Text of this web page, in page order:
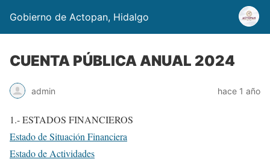
Gobierno de Actopan, Hidalgo
CUENTA PÚBLICA ANUAL 2024
admin hace 1 año
1.- ESTADOS FINANCIEROS
Estado de Situación Financiera
Estado de Actividades